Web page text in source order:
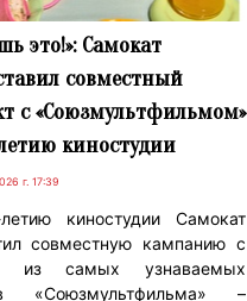
это!»: Самокат
совместный
с «Союзмультфильмом»
киностудии
г. 17:39
киностудии Самокат
совместную кампанию с
из самых узнаваемых
«Союзмультфильма» –